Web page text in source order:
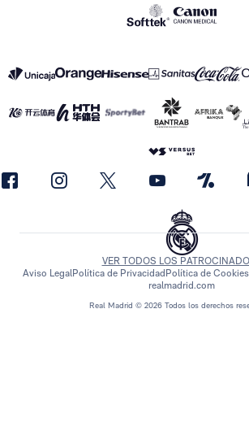
Real Madrid © 2026 Todos los derechos
VER TODOS LOS
Aviso LegalPolítica de Privacidad Política de Cookies
realmadrid.com